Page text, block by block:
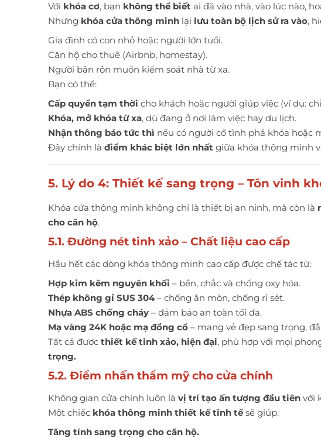
Với khóa cơ, bạn không thể biết ai đã vào nhà, vào lúc nào,
Nhưng khóa cửa thông minh lại lưu toàn bộ lịch sử ra vào,
Gia đình có con nhỏ hoặc người lớn tuổi.
Căn hộ cho thuê (Airbnb, homestay).
Người bận rộn muốn kiểm soát nhà từ xa.
Bạn có thể:
Cấp quyền tạm thời cho khách hoặc người giúp việc (ví dụ:
Khóa, mở khóa từ xa, dù đang ở nơi làm việc hay du lịch.
Nhận thông báo tức thì nếu có người cố tình phá khóa hoặc
Đây chính là điểm khác biệt lớn nhất giữa khóa thông minh
5. Lý do 4: Thiết kế sang trọng – Tôn vinh
Khóa cửa thông minh không chỉ là thiết bị an ninh, mà còn là
cho căn hộ.
5.1. Đường nét tinh xảo – Chất liệu cao cấp
Hầu hết các dòng khóa thông minh cao cấp được chế tác từ:
Hợp kim kẽm nguyên khối – bền, chắc và chống oxy hóa.
Thép không gỉ SUS 304– chống ăn mòn, chống rỉ sét.
Nhựa ABS chống cháy – đảm bảo an toàn tối đa.
Mạ vàng 24K hoặc mạ đồng cổ – mang vẻ đẹp sang trọng,
Tất cả được thiết kế tinh xảo, hiện đại, phù hợp với mọi
trọng.
5.2. Điểm nhấn thẩm mỹ cho cửa chính
Không gian cửa chính luôn là vị trí tạo ấn tượng đầu tiên với
Một chiếc khóa thông minh thiết kế tinh tếsẽ giúp:
Tăng tính sang trọng cho căn hộ.